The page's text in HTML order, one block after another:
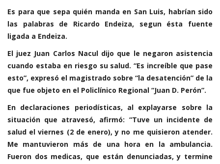
Es para que sepa quién manda en San Luis, habrían sido
las palabras de Ricardo Endeiza, segun ésta fuente
ligada a Endeiza.
El juez Juan Carlos Nacul dijo que le negaron asistencia
cuando estaba en riesgo su salud. “Es increíble que pase
esto”, expresó el magistrado sobre “la desatención” de la
que fue objeto en el Policlínico Regional “Juan D. Perón”.
En declaraciones periodísticas, al explayarse sobre la
situación que atravesó, afirmó: “Tuve un incidente de
salud el viernes (2 de enero), y no me quisieron atender.
Me mantuvieron más de una hora en la ambulancia.
Fueron dos medicas, que están denunciadas, y termine